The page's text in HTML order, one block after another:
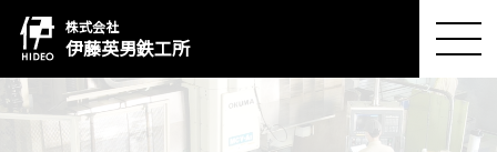
株式会社
伊藤英男鉄工所
MEN
U